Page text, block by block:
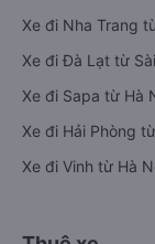
Xe đi Nha Trang
Xe đi Đà Lạt từ
Xe đi Sapa từ Hà
Xe đi Hải Phòng
Xe đi Vinh từ Hà